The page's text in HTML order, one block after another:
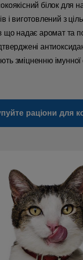
білок для
і виготовлений з
що надає аромат та
зміцненню імунної
раціони для